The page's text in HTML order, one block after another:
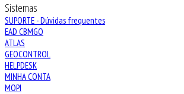
Sistemas
SUPORTE - Dúvidas frequentes
EAD CBMGO
ATLAS
GEOCONTROL
HELPDESK
MINHA CONTA
MOPI